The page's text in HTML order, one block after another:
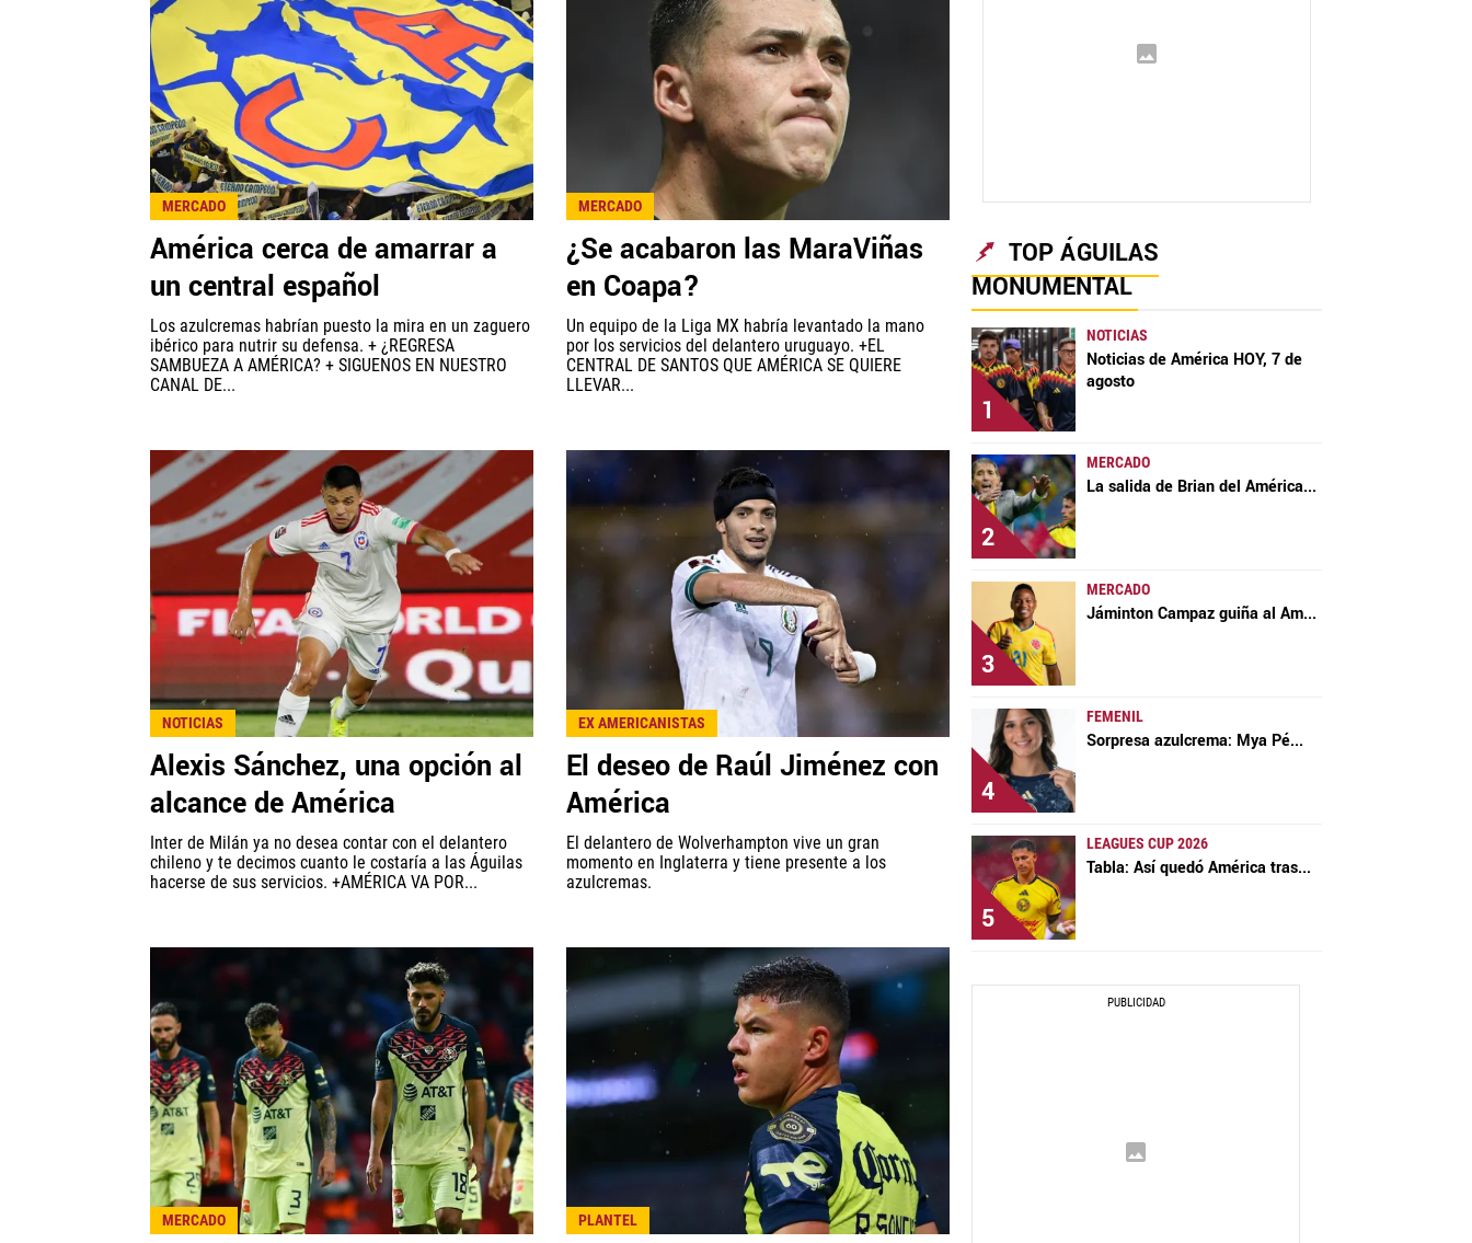
MERCADO
América cerca de amarrar a
un central español
Los azulcremas habrían puesto la mira en un zaguero
ibérico para nutrir su defensa. + ¿REGRESA
SAMBUEZA A AMÉRICA? + SIGUENOS EN NUESTRO
CANAL DE...
MERCADO
¿Se acabaron las MaraViñas
en Coapa?
Un equipo de la Liga MX habría levantado la mano
por los servicios del delantero uruguayo. +EL
CENTRAL DE SANTOS QUE AMÉRICA SE QUIERE
LLEVAR...
NOTICIAS
Alexis Sánchez, una opción al
alcance de América
Inter de Milán ya no desea contar con el delantero
chileno y te decimos cuanto le costaría a las Águilas
hacerse de sus servicios. +AMÉRICA VA POR...
EX AMERICANISTAS
El deseo de Raúl Jiménez con
América
El delantero de Wolverhampton vive un gran
momento en Inglaterra y tiene presente a los
azulcremas.
MERCADO PLANTEL
TOP ÁGUILAS
MONUMENTAL
1
NOTICIAS
Noticias de América HOY, 7 de
agosto
2
MERCADO
La salida de Brian del América...
3
MERCADO
Jáminton Campaz guiña al Am...
4
FEMENIL
Sorpresa azulcrema: Mya Pé...
5
LEAGUES CUP 2026
Tabla: Así quedó América tras...